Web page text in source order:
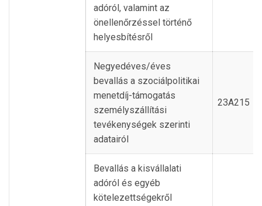
adóról, valamint az
önellenőrzéssel történő
helyesbítésről
Negyedéves/éves
bevallás a szociálpolitikai
menetdíj-támogatás
személyszállítási
tevékenységek szerinti
adatairól
23A215
Bevallás a kisvállalati
adóról és egyéb
kötelezettségekről